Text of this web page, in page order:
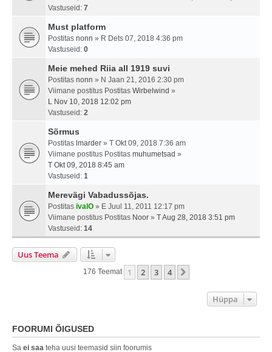
Vastuseid: 7
Must platform
Postitas nonn » R Dets 07, 2018 4:36 pm
Vastuseid: 0
Meie mehed Riia all 1919 suvi
Postitas nonn » N Jaan 21, 2016 2:30 pm
Viimane postitus Postitas Wirbelwind »
L Nov 10, 2018 12:02 pm
Vastuseid: 2
Sõrmus
Postitas lmarder » T Okt 09, 2018 7:36 am
Viimane postitus Postitas muhumetsad »
T Okt 09, 2018 8:45 am
Vastuseid: 1
Merevägi Vabadussõjas.
Postitas ivalO » E Juul 11, 2011 12:17 pm
Viimane postitus Postitas Noor » T Aug 28, 2018 3:51 pm
Vastuseid: 14
Uus Teema
176 Teemat 1 2 3 4
Hüppa
FOORUMI ÕIGUSED
Sa ei saa teha uusi teemasid siin foorumis